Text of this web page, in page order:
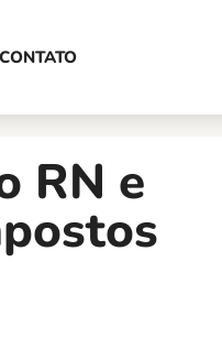
CONTATO
RN e